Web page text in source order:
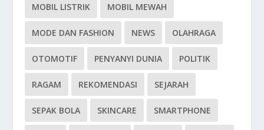
MOBIL LISTRIK MOBIL MEWAH
MODE DAN FASHION NEWS OLAHRAGA
OTOMOTIF PENYANYI DUNIA POLITIK
RAGAM REKOMENDASI SEJARAH
SEPAK BOLA SKINCARE SMARTPHONE